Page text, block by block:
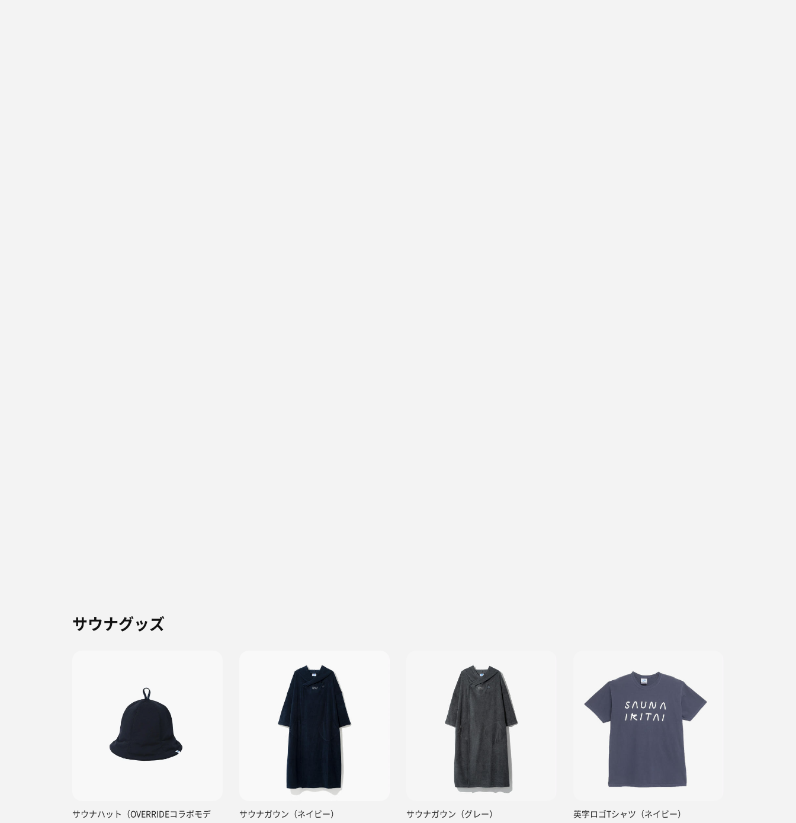
サウナグッズ
サウナハット（OVERRIDEコラボモデ
サウナガウン（ネイビー） サウナガウン（グレー） 英字ロゴTシャツ（ネイビー）